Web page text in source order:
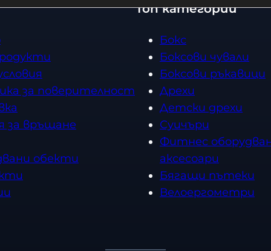
за поверителност
за връщане
обекти
Топ категории
Бокс
Боксови чували
Боксови ръкавици
Дрехи
Детски дрехи
Суичъри
Фитнес
аксесоари
Бягащи пътеки
Велоергометри